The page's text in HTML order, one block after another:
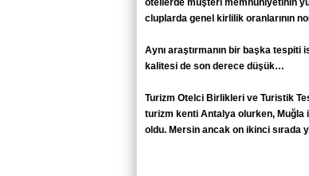
otellerde müşteri memnuniyetinin
cluplarda genel kirlilik oranlarının
Aynı araştırmanın bir başka tespiti
kalitesi de son derece düşük…
Turizm Otelci Birlikleri ve Turistik
turizm kenti Antalya olurken, Muğla
oldu. Mersin ancak on ikinci sırada